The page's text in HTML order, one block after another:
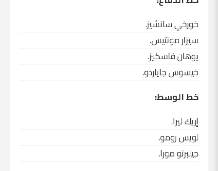
خورخي سانشيز.
سيزار مونتيس.
يوهان فاسكيز.
خيسوس جاياردو.
خط الوسط:
إريك ليرا.
لويس رومو.
جيلبرتو مورا.